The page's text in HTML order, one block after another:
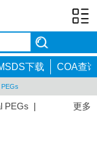
下载 COA查询
更多
PEGs |